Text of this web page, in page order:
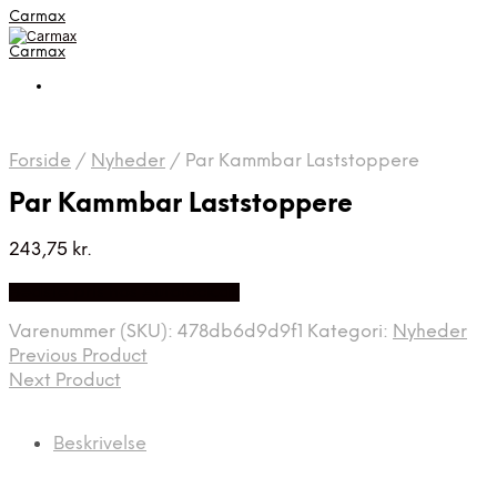
Carmax
Carmax
Forside / Nyheder / Par Kammbar Laststoppere
Par Kammbar Laststoppere
243,75 kr.
Varenummer (SKU): 478db6d9d9f1 Kategori: Nyheder
Previous Product
Next Product
Beskrivelse